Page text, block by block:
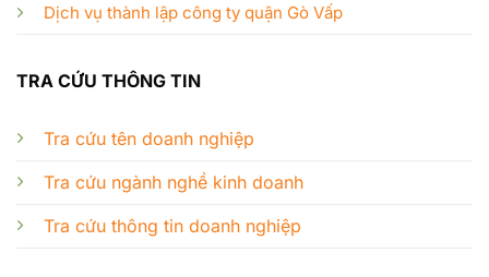
Dịch vụ thành lập công ty quận Gò Vấp
TRA CỨU THÔNG TIN
Tra cứu tên doanh nghiệp
Tra cứu ngành nghề kinh doanh
Tra cứu thông tin doanh nghiệp